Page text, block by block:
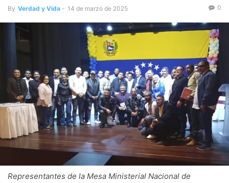
By Verdad y Vida - 14 de marzo de 2025 0
Representantes de la Mesa Ministerial Nacional de